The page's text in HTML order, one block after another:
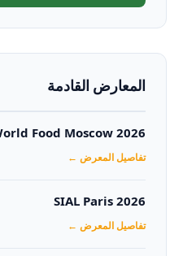
المعارض القادمة
Food Moscow 2026
تفاصيل المعرض ←
SIAL Paris 2026
تفاصيل المعرض ←